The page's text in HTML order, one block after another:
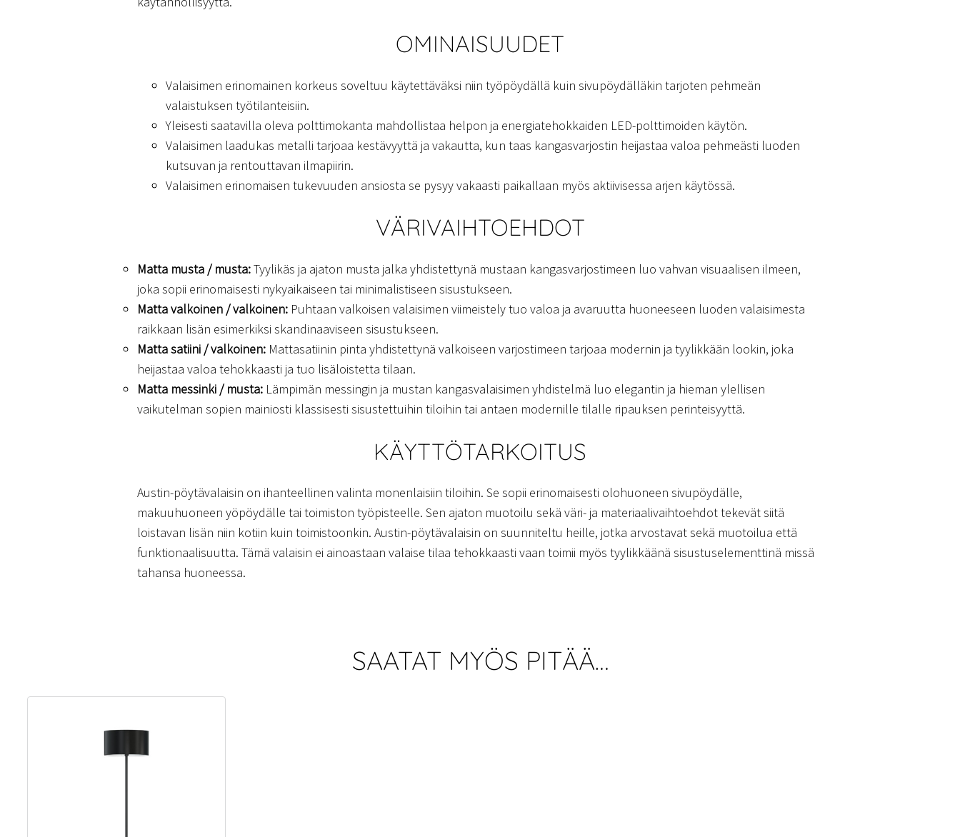
OMINAISUUDET
Valaisimen erinomainen korkeus soveltuu käytettäväksi niin työpöydällä kuin sivupöydälläkin tarjoten pehmeän
valaistuksen työtilanteisiin.
Yleisesti saatavilla oleva polttimokanta mahdollistaa helpon ja energiatehokkaiden LED-polttimoiden käytön.
Valaisimen laadukas metalli tarjoaa kestävyyttä ja vakautta, kun taas kangasvarjostin heijastaa valoa pehmeästi luoden
kutsuvan ja rentouttavan ilmapiirin.
Valaisimen erinomaisen tukevuuden ansiosta se pysyy vakaasti paikallaan myös aktiivisessa arjen käytössä.
VÄRIVAIHTOEHDOT
Matta musta / musta:Tyylikäs ja ajaton musta jalka yhdistettynä mustaan kangasvarjostimeen luo vahvan visuaalisen ilmeen,
joka sopii erinomaisesti nykyaikaiseen tai minimalistiseen sisustukseen.
Matta valkoinen / valkoinen: Puhtaan valkoisen valaisimen viimeistely tuo valoa ja avaruutta huoneeseen luoden valaisimesta
raikkaan lisän esimerkiksi skandinaaviseen sisustukseen.
Matta satiini / valkoinen: Mattasatiinin pinta yhdistettynä valkoiseen varjostimeen tarjoaa modernin ja tyylikkään lookin, joka
heijastaa valoa tehokkaasti ja tuo lisäloistetta tilaan.
Matta messinki / musta: Lämpimän messingin ja mustan kangasvalaisimen yhdistelmä luo elegantin ja hieman ylellisen
vaikutelman sopien mainiosti klassisesti sisustettuihin tiloihin tai antaen modernille tilalle ripauksen perinteisyyttä.
KÄYTTÖTARKOITUS
Austin-pöytävalaisin on ihanteellinen valinta monenlaisiin tiloihin. Se sopii erinomaisesti olohuoneen sivupöydälle,
makuuhuoneen yöpöydälle tai toimiston työpisteelle. Sen ajaton muotoilu sekä väri- ja materiaalivaihtoehdot tekevät siitä
loistavan lisän niin kotiin kuin toimistoonkin. Austin-pöytävalaisin on suunniteltu heille, jotka arvostavat sekä muotoilua että
funktionaalisuutta. Tämä valaisin ei ainoastaan valaise tilaa tehokkaasti vaan toimii myös tyylikkäänä sisustuselementtinä missä
tahansa huoneessa.
SAATAT MYÖS PITÄÄ…